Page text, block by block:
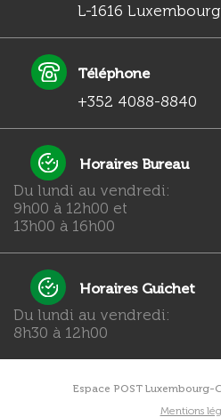
L-1616 Luxembourg
Téléphone
+352 4088-8840
Horaires Bureau
Du lundi au vendredi:
9h00 à 12h00 et
13h00 à 16h00
Horaires Guichet
Du lundi au vendredi:
8h30 à 12h00